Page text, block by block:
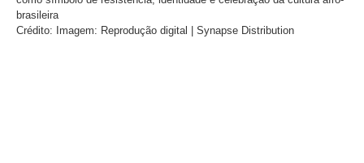
brasileira
Crédito: Imagem: Reprodução digital | Synapse Distribution